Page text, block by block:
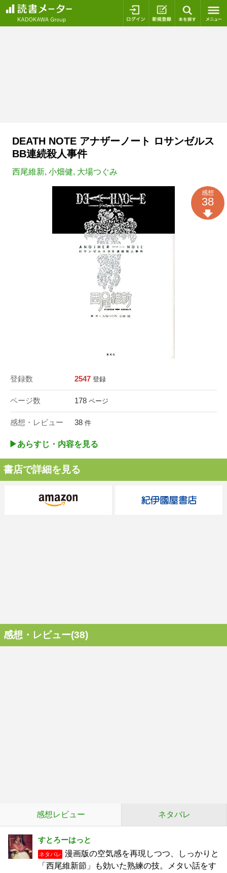
ログイン 新規登録
DEATH NOTE アナザーノート ロサンゼルス
BB連続殺人事件
西尾維新, 小畑健, 大場つぐみ
登録数 2547 登録
ページ数 178 ページ
感想・レビュー 38 件
感想
38
▶︎あらすじ・内容を見る
書店で詳細を見る
感想・レビュー(38)
感想レビュー ネタバレ
すとろーはっと
ネタバレ
漫画版の空気感を再現しつつ、しっかりと
「西尾維新節」も効いた熟練の技。 ​メタい話をす